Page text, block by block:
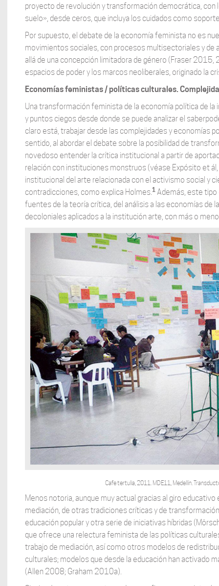
proyecto de revolución y transformación democrática, con
suelo», desde ceros, que incluya los cuidados como
Por supuesto, el debate de la economía feminista no es
movimientos sociales, con procesos multisectoriales y de
allá de una concepción limitadora de género (Fraser
espacios de poder y los marcos neoliberales, originado la
Economías feministas / políticas culturales.
Una transformación feminista de la economía política de
y puntos ciegos desde donde se puede analizar el
claro está, trabajar desde las complejidades y economías
sentido, al abordar el debate sobre la posibilidad de
novedoso entender la crítica institucional a partir de
relación con instituciones monstruos (véase Expósito et
institucional del arte relacionada con el activismo social y
contradicciones, como explica Holmes.1Además, este tipo
fuentes de la teoría crítica, del análisis a las economías de
decoloniales aplicados a la institución arte, con más o
Cafe tertulia, 2011. MDE11, Medellín.
Menos notoria, aunque muy actual gracias al giro
mediación, de otras tradiciones críticas y de
educación popular y otra serie de iniciativas híbridas
que ofrece una relectura feminista de las políticas
trabajo de mediación, así como otros modelos de
culturales; modelos que desde la educación han activado
(Allen 2008; Graham 2010a).